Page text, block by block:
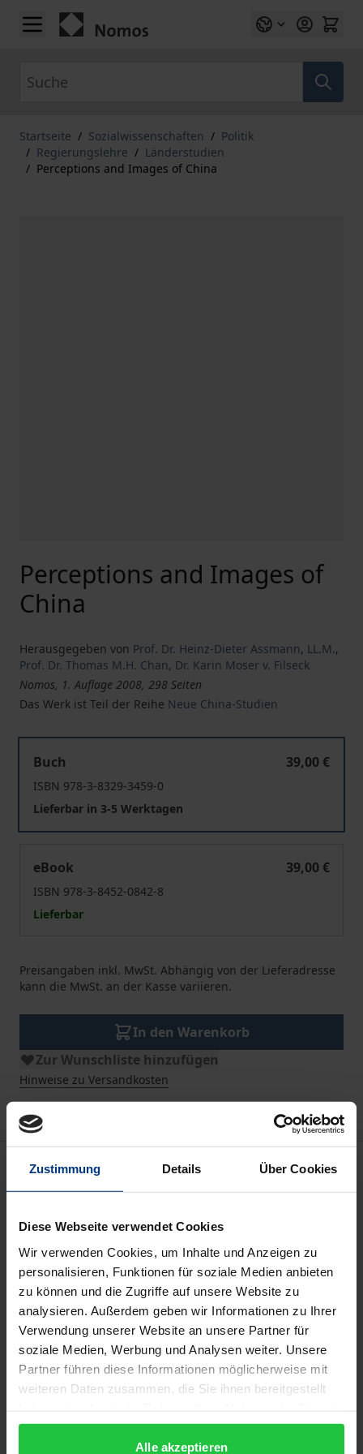
Zustimmung Details Über Cookies
Diese Webseite verwendet Cookies
Wir verwenden Cookies, um Inhalte und Anzeigen zu
personalisieren, Funktionen für soziale Medien anbieten
zu können und die Zugriffe auf unsere Website zu
analysieren. Außerdem geben wir Informationen zu Ihrer
Verwendung unserer Website an unsere Partner für
soziale Medien, Werbung und Analysen weiter. Unsere
Partner führen diese Informationen möglicherweise mit
weiteren Daten zusammen, die Sie ihnen bereitgestellt
gesammelt haben.
Alle akzeptieren
Zum Inhalt springen
Startseite / Sozialwissenschaften / Politik
/ Regierungslehre / Länderstudien
/ Perceptions and Images of China
Perceptions and Images of
China
Herausgegeben von Prof. Dr. Heinz-Dieter Assmann, LL.M.,
Prof. Dr. Thomas M.H. Chan, Dr. Karin Moser v. Filseck
Nomos, 1. Auflage 2008, 298 Seiten
Das Werk ist Teil der Reihe Neue China-Studien
Buch
39,00 €
ISBN 978-3-8329-3459-0
Lieferbar in 3-5 Werktagen
eBook
39,00 €
ISBN 978-3-8452-0842-8
Lieferbar
Preisangaben inkl. MwSt. Abhängig von der Lieferadresse
kann die MwSt. an der Kasse variieren.
In den Warenkorb
Zur Wunschliste hinzufügen
Hinweise zu Versandkosten
Beschreibung
der internationalen interdisziplinären Roundtable-
Konferenz "The Percetions of China: Images of a
Global Player", die im März 2006 in Hongkong
stattfand. Die Beiträge befassen sich in vier
Schwerpunktbereichen "Wirtschaft" (Economics),
"Politik" (Political Science), "Recht" (Law Studies) und
"Kultur" (Cultural Studies) mit den unterschiedlichen
Bildern und Wahrnehmungen von China in
die "Macht der Bilder" (Images) sowohl aus der